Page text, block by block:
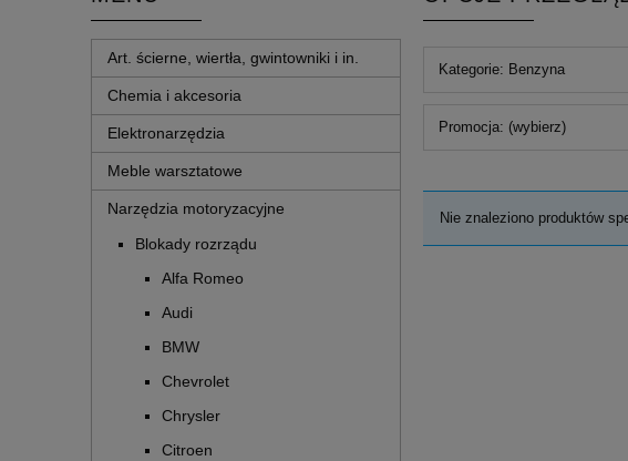
Art. ścierne, wiertła, gwintowniki i in.
Chemia i akcesoria
Elektronarzędzia
Meble warsztatowe
Narzędzia motoryzacyjne
Blokady rozrządu
Alfa Romeo
Audi
BMW
Chevrolet
Chrysler
Citroen
Kategorie: Benzyna
Promocja: (wybierz)
Nie znaleziono produktów